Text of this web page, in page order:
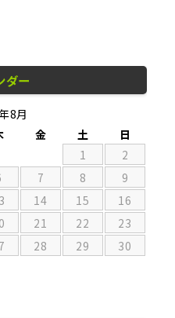
ダー
8月
金 土
日
1
2
7 8
9
14 15
16
21 22
23
28 29
30